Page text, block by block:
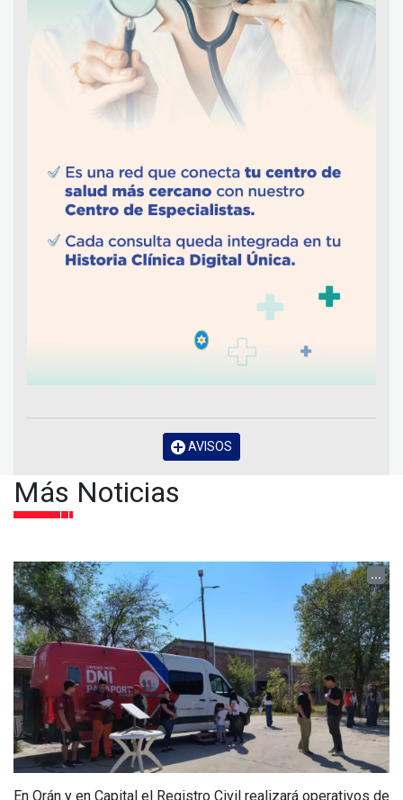
AVISOS
Más Noticias
...
En Orán y en Capital el Registro Civil realizará operativos de